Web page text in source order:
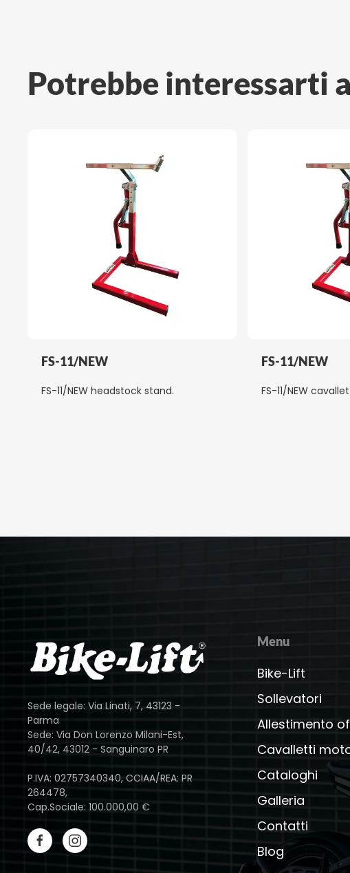
Potrebbe interessarti
FS-11/NEW
FS-11/NEW headstock stand.
FS-11/NEW
FS-11/NEW
Sede legale: Via Linati, 7, 43123 -
Parma
Sede: Via Don Lorenzo Milani-Est,
40/42, 43012 - Sanguinaro PR
P.IVA: 02757340340, CCIAA/REA: PR
264478,
Cap.Sociale: 100.000,00 €
Menu
Bike-Lift
Sollevatori
Allestimento
Cavalletti
Cataloghi
Galleria
Contatti
Blog